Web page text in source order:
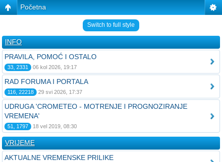
Početna
Switch to full style
INFO
PRAVILA, POMOĆ I OSTALO
33, 2331 06 kol 2026, 19:17
RAD FORUMA I PORTALA
116, 22218 29 svi 2026, 17:37
UDRUGA 'CROMETEO - MOTRENJE I PROGNOZIRANJE
VREMENA'
51, 1797 18 vel 2019, 08:30
VRIJEME
AKTUALNE VREMENSKE PRILIKE